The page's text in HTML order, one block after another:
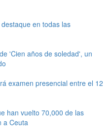
en todas las
'Cien años de soledad', un
examen presencial entre el 12
han vuelto 70,000 de las
a Ceuta